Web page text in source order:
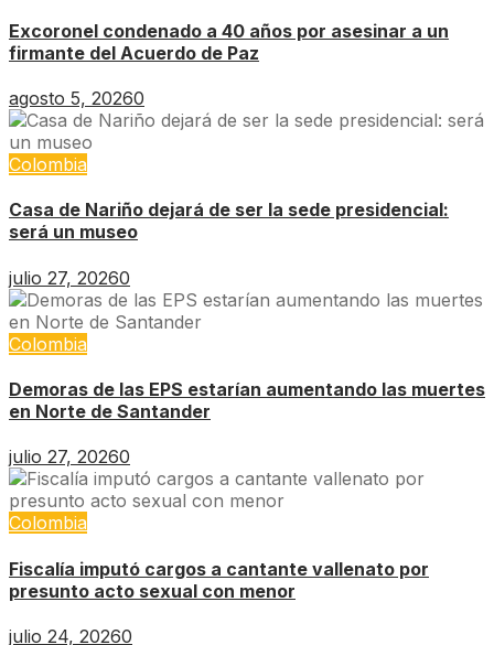
Excoronel condenado a 40 años por asesinar a un
firmante del Acuerdo de Paz
agosto 5, 20260
Colombia
Casa de Nariño dejará de ser la sede presidencial:
será un museo
julio 27, 20260
Colombia
Demoras de las EPS estarían aumentando las muertes
en Norte de Santander
julio 27, 20260
Colombia
Fiscalía imputó cargos a cantante vallenato por
presunto acto sexual con menor
julio 24, 20260